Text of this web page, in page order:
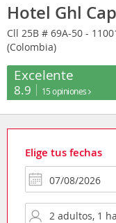
Hotel Ghl
Cll 25B # 69A-50 -
(Colombia)
Excelente
8.9 15 opiniones
Elige tus fechas